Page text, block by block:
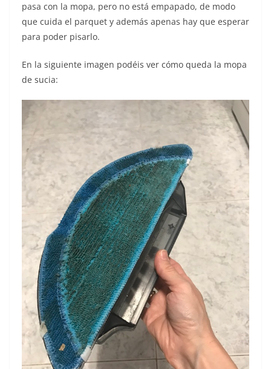
pasa con la mopa, pero no está empapado, de modo
que cuida el parquet y además apenas hay que esperar
para poder pisarlo.
En la siguiente imagen podéis ver cómo queda la mopa
de sucia: